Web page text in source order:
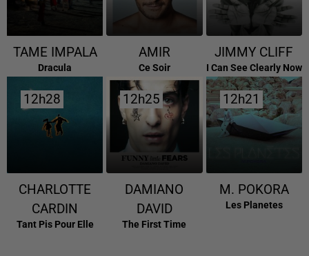
TAME IMPALA
Dracula
AMIR
Ce Soir
JIMMY CLIFF
I Can See Clearly Now
12h28
12h28
CHARLOTTE
CARDIN
Tant Pis Pour Elle
12h25
12h25
DAMIANO
DAVID
The First Time
12h21
12h21
M. POKORA
Les Planetes